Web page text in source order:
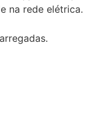
na rede elétrica.